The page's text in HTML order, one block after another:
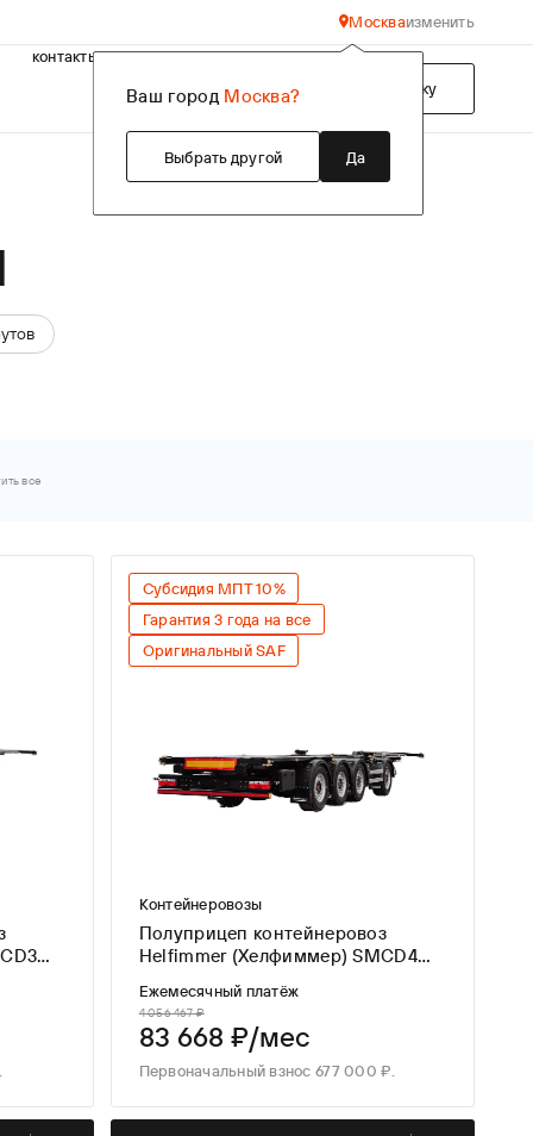
Москва
Ваш город Москва?
Выбрать другой Да
изменить
контакты
Подобрать технику
все
Субсидия МПТ 10%
Гарантия 3 года на все
Оригинальный SAF
Контейнеровозы
Полуприцеп контейнеровоз
Helfimmer (Хелфиммер) SMCD4
Ежемесячный платёж
4 056 467 ₽
83 668 ₽/мес
Первоначальный взнос 677 000 ₽.